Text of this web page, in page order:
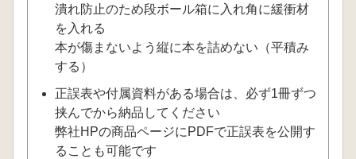
潰れ防止のため段ボール箱に入れ角に緩衝材
を入れる
本が傷まないよう縦に本を詰めない（平積み
する）
正誤表や付属資料がある場合は、必ず1冊ずつ
挟んでから納品してください
弊社HPの商品ページにPDFで正誤表を公開す
ることも可能です